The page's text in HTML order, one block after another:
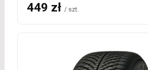
449 zł / szt.